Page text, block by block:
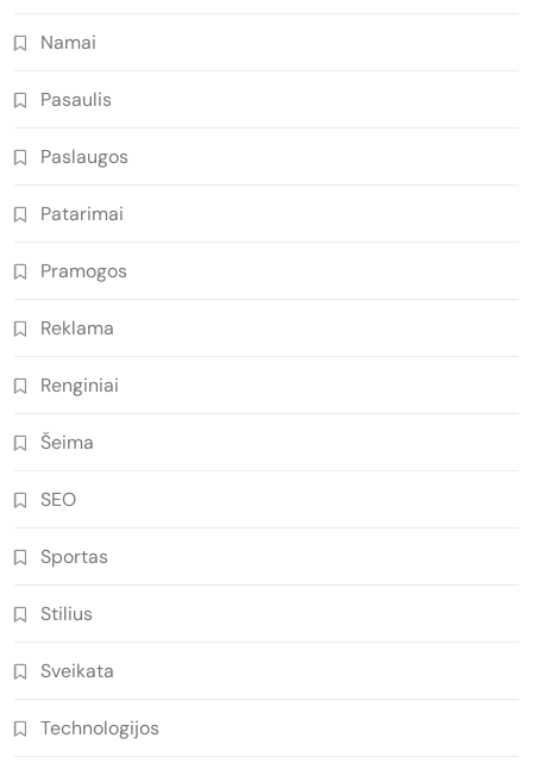
Namai
Pasaulis
Paslaugos
Patarimai
Pramogos
Reklama
Renginiai
Šeima
SEO
Sportas
Stilius
Sveikata
Technologijos